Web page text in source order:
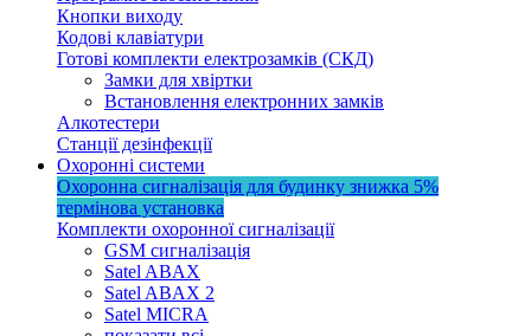
Кнопки виходу
Кодові клавіатури
Готові комплекти електрозамків (СКД)
Замки для хвіртки
Встановлення електронних замків
Алкотестери
Станції дезінфекції
Охоронні системи
Охоронна сигналізація для будинку знижка 5%
термінова установка
Комплекти охоронної сигналізації
GSM сигналізація
Satel ABAX
Satel ABAX 2
Satel MICRA